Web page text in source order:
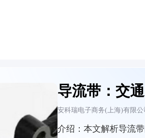
导流带：交
安科瑞电子商务(上海)有限公
介绍： 本文解析导流